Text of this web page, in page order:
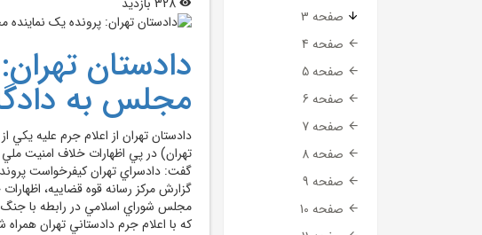
صفحه 3
صفحه 4
صفحه 5
صفحه 6
صفحه 7
صفحه 8
صفحه 9
صفحه 10
دادستان
مجلس به
دادستان تهران از اعلام جرم عليه يکي
تهران) در پي اظهارات خلاف امنيت
گفت: دادسراي تهران کيفرخواست
گزارش مرکز رسانه قوه قضاييه،
که با اعلام جرم دادستاني تهران